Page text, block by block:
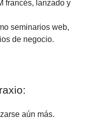
francés, lanzado y
seminarios web,
de negocio.
aún más.